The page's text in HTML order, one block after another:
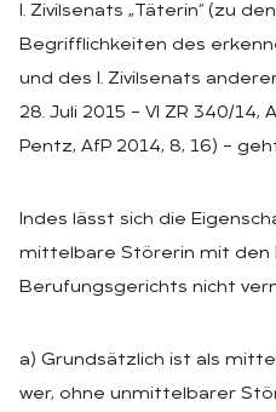
I. Zivilsenats „Täterin“ (zu
Begrifflichkeiten des
und des I. Zivilsenats
28. Juli 2015 – VI ZR 340/14,
Pentz, AfP 2014, 8, 16) –
Indes lässt sich die
mittelbare Störerin mit den
Berufungsgerichts nicht
a) Grundsätzlich ist als
wer, ohne unmittelbarer